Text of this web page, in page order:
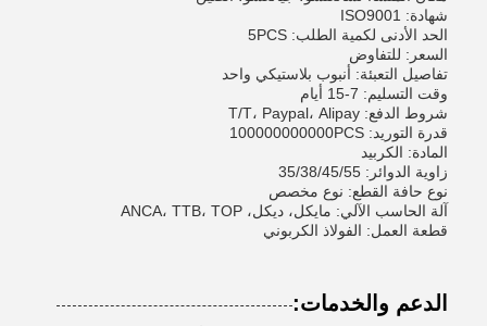
شهادة: ISO9001
الحد الأدنى لكمية الطلب: 5PCS
السعر: للتفاوض
تفاصيل التعبئة: أنبوب بلاستيكي واحد
وقت التسليم: 7-15 أيام
شروط الدفع: T/T، Paypal، Alipay
قدرة التوريد: 100000000000PCS
المادة: الكربيد
زاوية الدوائر: 35/38/45/55
نوع حافة القطع: نوع مخصص
آلة الحاسب الآلي: مايكل، ديكل، ANCA، TTB، TOP
قطعة العمل: الفولاذ الكربوني
الدعم والخدمات: